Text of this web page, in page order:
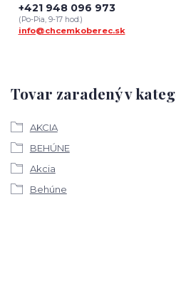
Tovar zaradený v
AKCIA
BEHÚNE
Akcia
Behúne
+421 948 096 973
(Po-Pia, 9-17 hod.)
info@chcemkoberec.sk